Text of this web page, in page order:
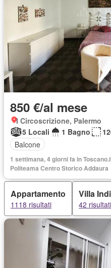
850 €/al mese
I Circoscrizione, Palermo
5 Locali
1 Bagno
Balcone
1 settimana, 4 giorni fa in
Politeama Centro Storico Addaura
Appartamento
1118 risultati
Villa
42 risultati